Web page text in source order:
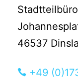
46537
+49